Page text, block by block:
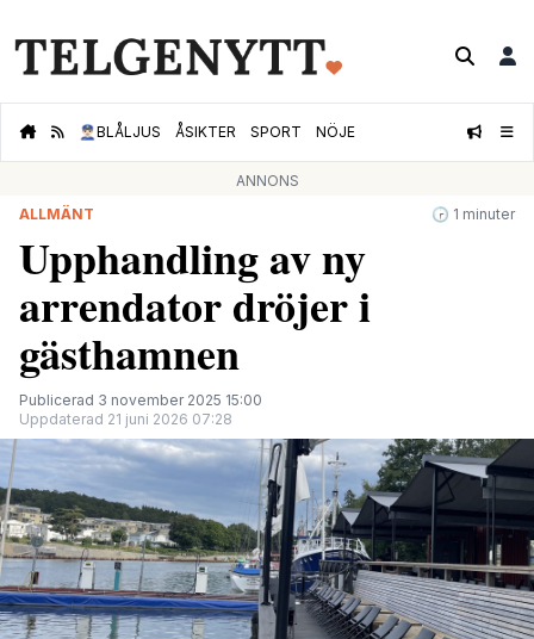
👮🏻‍♂️BLÅLJUS ÅSIKTER SPORT NÖJE
ANNONS
ALLMÄNT
🕝 1 minuter
Upphandling av ny
arrendator dröjer i
gästhamnen
Publicerad 3 november 2025 15:00
Uppdaterad 21 juni 2026 07:28